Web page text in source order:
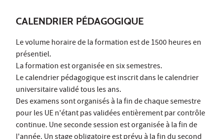
CALENDRIER PÉDAGOGIQUE
Le volume horaire de la formation est de 1500 heures en
présentiel.
La formation est organisée en six semestres.
Le calendrier pédagogique est inscrit dans le calendrier
universitaire validé tous les ans.
Des examens sont organisés à la fin de chaque semestre
pour les UE n'étant pas validées entièrement par contrôle
continue. Une seconde session est organisée à la fin de